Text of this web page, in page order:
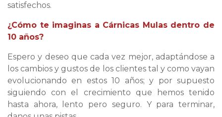
satisfechos.
¿Cómo te imaginas a Cárnicas Mulas dentro de
10 años?
Espero y deseo que cada vez mejor, adaptándose a
los cambios y gustos de los clientes tal y como vayan
evolucionando en estos 10 años; y por supuesto
siguiendo con el crecimiento que hemos tenido
hasta ahora, lento pero seguro. Y para terminar,